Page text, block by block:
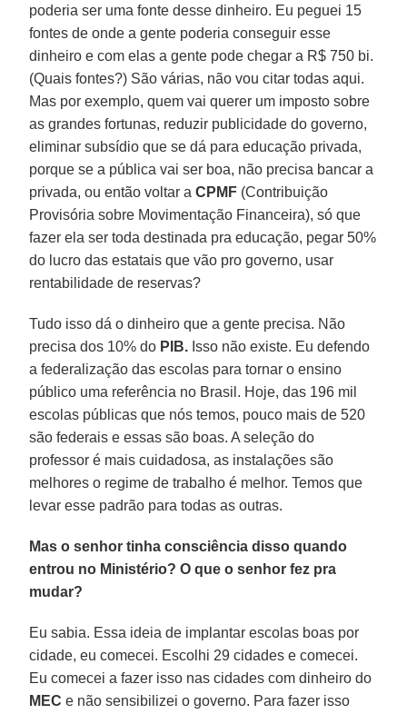
poderia ser uma fonte desse dinheiro. Eu peguei 15
fontes de onde a gente poderia conseguir esse
dinheiro e com elas a gente pode chegar a R$ 750 bi.
(Quais fontes?) São várias, não vou citar todas aqui.
Mas por exemplo, quem vai querer um imposto sobre
as grandes fortunas, reduzir publicidade do governo,
eliminar subsídio que se dá para educação privada,
porque se a pública vai ser boa, não precisa bancar a
privada, ou então voltar aCPMF (Contribuição
Provisória sobre Movimentação Financeira), só que
fazer ela ser toda destinada pra educação, pegar 50%
do lucro das estatais que vão pro governo, usar
rentabilidade de reservas?
Tudo isso dá o dinheiro que a gente precisa. Não
precisa dos 10% do PIB. Isso não existe. Eu defendo
a federalização das escolas para tornar o ensino
público uma referência no Brasil. Hoje, das 196 mil
escolas públicas que nós temos, pouco mais de 520
são federais e essas são boas. A seleção do
professor é mais cuidadosa, as instalações são
melhores o regime de trabalho é melhor. Temos que
levar esse padrão para todas as outras.
Mas o senhor tinha consciência disso quando
entrou no Ministério? O que o senhor fez pra
mudar?
Eu sabia. Essa ideia de implantar escolas boas por
cidade, eu comecei. Escolhi 29 cidades e comecei.
Eu comecei a fazer isso nas cidades com dinheiro do
MEC e não sensibilizei o governo. Para fazer isso